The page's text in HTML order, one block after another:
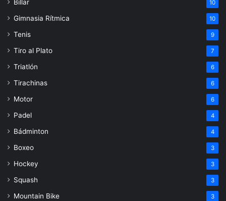
Billar 10
Gimnasia Rítmica 10
Tenis 9
Tiro al Plato 7
Triatlón 6
Tirachinas 6
Motor 6
Padel 4
Bádminton 4
Boxeo 3
Hockey 3
Squash 3
Mountain Bike 3